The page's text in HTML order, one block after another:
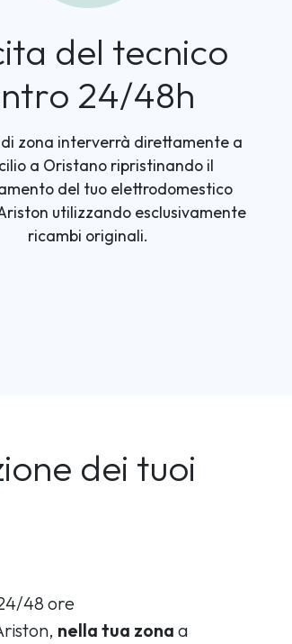
del tecnico
24/48h
zona interverrà direttamente a
a Oristano ripristinando il
del tuo elettrodomestico
utilizzando esclusivamente
ricambi originali.
dei tuoi
48 ore
nella tua zona a